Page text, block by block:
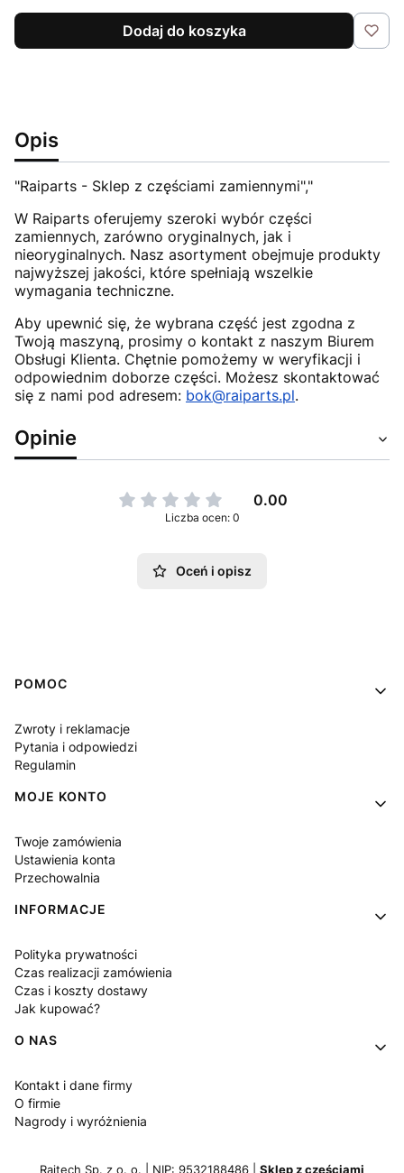
Dodaj do koszyka
Opis
"Raiparts - Sklep z częściami zamiennymi","
W Raiparts oferujemy szeroki wybór części
zamiennych, zarówno oryginalnych, jak i
nieoryginalnych. Nasz asortyment obejmuje produkty
najwyższej jakości, które spełniają wszelkie
wymagania techniczne.
Aby upewnić się, że wybrana część jest zgodna z
Twoją maszyną, prosimy o kontakt z naszym Biurem
Obsługi Klienta. Chętnie pomożemy w weryfikacji i
odpowiednim doborze części. Możesz skontaktować
się z nami pod adresem: bok@raiparts.pl.
Opinie
0.00
Liczba ocen: 0
Oceń i opisz
Linki w stopce
POMOC
Zwroty i reklamacje
Pytania i odpowiedzi
Regulamin
MOJE KONTO
Twoje zamówienia
Ustawienia konta
Przechowalnia
INFORMACJE
Polityka prywatności
Czas realizacji zamówienia
Czas i koszty dostawy
Jak kupować?
O NAS
Kontakt i dane firmy
O firmie
Nagrody i wyróżnienia
Raitech Sp. z o. o. | NIP: 9532188486 | Sklep z częściami